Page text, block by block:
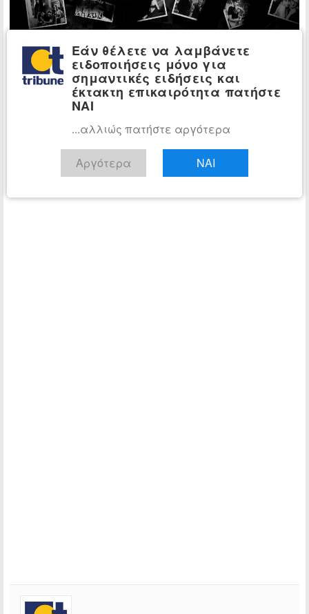
Εάν θέλετε να λαμβάνετε
ειδοποιήσεις μόνο για
σημαντικές ειδήσεις και
έκτακτη επικαιρότητα πατήστε
ΝΑΙ
...αλλιώς πατήστε αργότερα
Αργότερα ΝΑΙ